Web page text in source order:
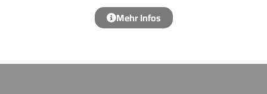
Mehr Infos